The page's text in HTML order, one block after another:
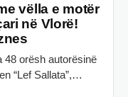
vëlla e motër
në Vlorë!
48 orësh autorësinë
“Lef Sallata”,…